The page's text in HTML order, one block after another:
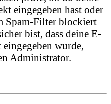
eingegeben hast oder
Spam-Filter blockiert
bist, dass deine E-
wurde,
Administrator.